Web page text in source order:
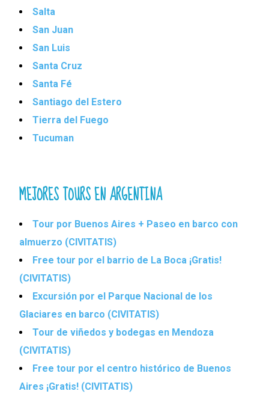
Salta
San Juan
San Luis
Santa Cruz
Santa Fé
Santiago del Estero
Tierra del Fuego
Tucuman
MEJORES TOURS EN ARGENTINA
Tour por Buenos Aires + Paseo en barco con
almuerzo (CIVITATIS)
Free tour por el barrio de La Boca ¡Gratis!
(CIVITATIS)
Excursión por el Parque Nacional de los
Glaciares en barco (CIVITATIS)
Tour de viñedos y bodegas en Mendoza
(CIVITATIS)
Free tour por el centro histórico de Buenos
Aires ¡Gratis! (CIVITATIS)